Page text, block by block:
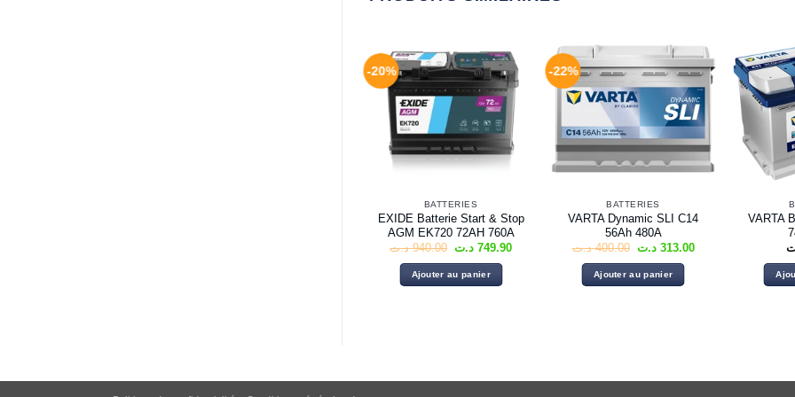
-20%
BATTERIES
EXIDE Batterie Start & Stop
AGM EK720 72AH 760A
940.00 د.ت
Le
initial
était :
749.90 د.ت
Le
Ajouter au panier
-22%
BATTERIES
VARTA Dynamic SLI C14
56Ah 480A
400.00 د.ت
Le
initial
était :
313.00 د.ت
Le
Ajouter au panier
VARTA